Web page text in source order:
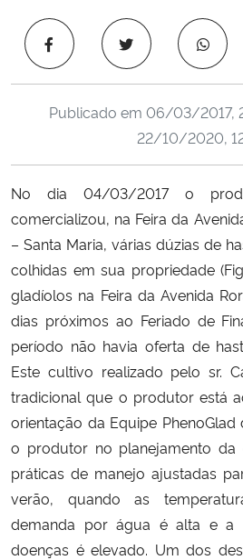
Ministério da Cidadania
Ministério da Ciência, Tecnologia, Inovações
Ministério do Meio Ambiente
Ministério do Turismo
Ministério do Desenvolvimento Regional
Controladoria-Geral da União
Ministério da Mulher, da Família e dos Direitos
Secretaria-Geral
Secretaria de Governo
Publicado em 06/03/2017,
22/10/2020,
No dia 04/03/2017 o
comercializou, na Feira da
– Santa Maria, várias dúzias de
colhidas em sua propriedade
gladíolos na Feira da Avenida
dias próximos ao Feriado de
período não havia oferta de
Este cultivo realizado pelo sr.
tradicional que o produtor está
orientação da Equipe PhenoGlad
o produtor no planejamento
práticas de manejo ajustadas
verão, quando as
demanda por água é alta e a
doenças é elevado. Um dos